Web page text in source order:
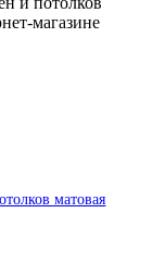
матовая